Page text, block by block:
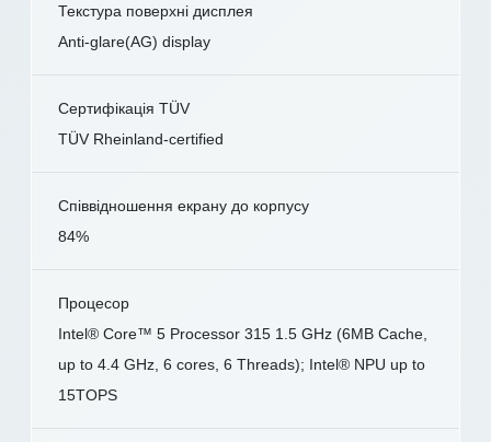
Текстура поверхні дисплея
Anti-glare(AG) display
Сертифікація TÜV
TÜV Rheinland-certified
Співвідношення екрану до корпусу
84%
Процесор
Intel® Core™ 5 Processor 315 1.5 GHz (6MB Cache,
up to 4.4 GHz, 6 cores, 6 Threads); Intel® NPU up to
15TOPS